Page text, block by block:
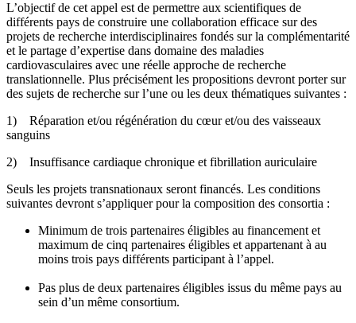
L’objectif de cet appel est de permettre aux scientifiques de
différents pays de construire une collaboration efficace sur des
projets de recherche interdisciplinaires fondés sur la complémentarité
et le partage d’expertise dans domaine des maladies
cardiovasculaires avec une réelle approche de recherche
translationnelle. Plus précisément les propositions devront porter sur
des sujets de recherche sur l’une ou les deux thématiques suivantes :
1) Réparation et/ou régénération du cœur et/ou des vaisseaux
sanguins
2) Insuffisance cardiaque chronique et fibrillation auriculaire
Seuls les projets transnationaux seront financés. Les conditions
suivantes devront s’appliquer pour la composition des consortia :
Minimum de trois partenaires éligibles au financement et
maximum de cinq partenaires éligibles et appartenant à au
moins trois pays différents participant à l’appel.
Pas plus de deux partenaires éligibles issus du même pays au
sein d’un même consortium.